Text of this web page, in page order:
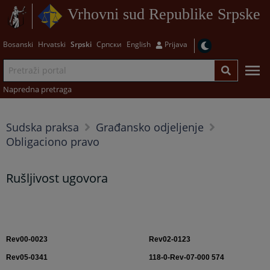
Vrhovni sud Republike Srpske
Bosanski Hrvatski Srpski Српски English Prijava
Napredna pretraga
Sudska praksa
Građansko odjeljenje
Obligaciono pravo
Rušljivost ugovora
Rev00-0023 Rev02-0123
Rev05-0341 118-0-Rev-07-000 574